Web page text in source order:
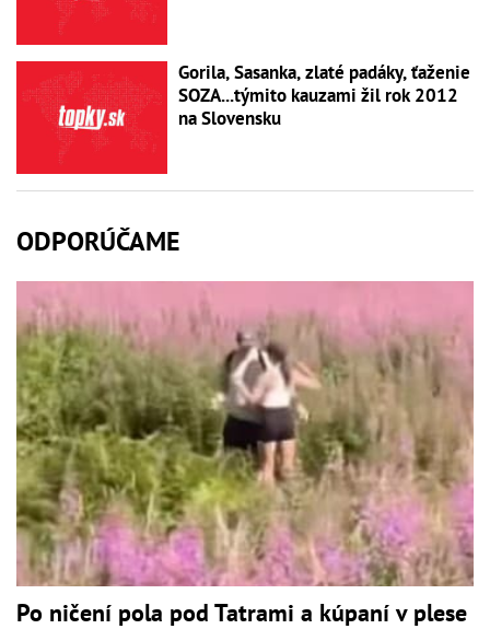
Gorila, Sasanka, zlaté padáky, ťaženie
SOZA...týmito kauzami žil rok 2012
na Slovensku
ODPORÚČAME
Po ničení pola pod Tatrami a kúpaní v plese